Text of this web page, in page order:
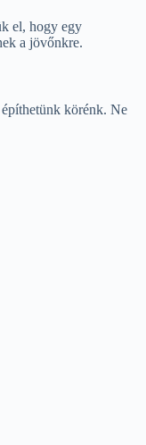
el, hogy egy
a jövőnkre.
körénk. Ne